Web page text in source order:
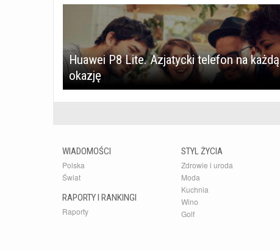
Huawei P8 Lite. Azjatycki telefon na każdą
okazję
WIADOMOŚCI
Polska
Świat
RAPORTY I RANKINGI
Raporty
STYL ŻYCIA
Zdrowie i uroda
Moda
Kuchnia
Wino
Golf